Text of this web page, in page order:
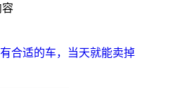
合适的车，当天就能卖掉